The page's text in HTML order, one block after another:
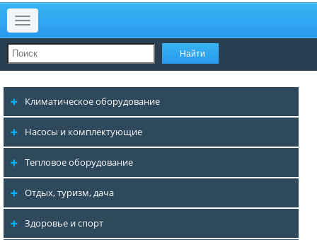
Меню
Климатическое оборудование
Насосы и комплектующие
Тепловое оборудование
Отдых, туризм, дача
Здоровье и спорт